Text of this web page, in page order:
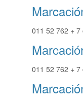
011 52 762 +
011 52 762 +